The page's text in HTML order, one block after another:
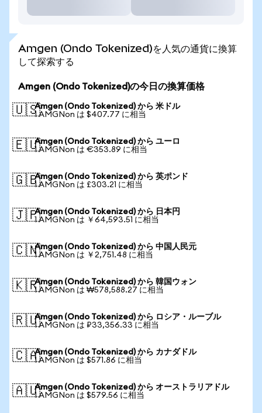
Amgen (Ondo Tokenized)を人気の通貨に換算
して探索する
Amgen (Ondo Tokenized)の今日の換算価格
🇺🇸Amgen (Ondo Tokenized) から 米ドル
1 AMGNon は $407.77 に相当
🇪🇺Amgen (Ondo Tokenized) から ユーロ
1 AMGNon は €353.89 に相当
🇬🇧Amgen (Ondo Tokenized) から 英ポンド
1 AMGNon は £303.21 に相当
🇯🇵Amgen (Ondo Tokenized) から 日本円
1 AMGNon は ￥64,593.51 に相当
🇨🇳Amgen (Ondo Tokenized) から 中国人民元
1 AMGNon は ￥2,751.48 に相当
🇰🇷Amgen (Ondo Tokenized) から 韓国ウォン
1 AMGNon は ₩578,588.27 に相当
🇷🇺Amgen (Ondo Tokenized) から ロシア・ルーブル
1 AMGNon は ₽33,356.33 に相当
🇨🇦Amgen (Ondo Tokenized) から カナダドル
1 AMGNon は $571.86 に相当
🇦🇺Amgen (Ondo Tokenized) から オーストラリアドル
1 AMGNon は $579.56 に相当